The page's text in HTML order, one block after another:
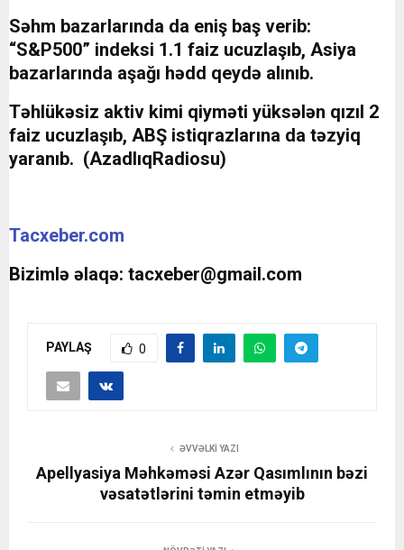
Səhm bazarlarında da eniş baş verib:
“S&P500” indeksi 1.1 faiz ucuzlaşıb, Asiya
bazarlarında aşağı hədd qeydə alınıb.
Təhlükəsiz aktiv kimi qiyməti yüksələn qızıl 2
faiz ucuzlaşıb, ABŞ istiqrazlarına da təzyiq
yaranıb. (AzadlıqRadiosu)
Tacxeber.com
Bizimlə əlaqə: tacxeber@gmail.com
PAYLAŞ 0
ƏVVƏLKI YAZI
Apellyasiya Məhkəməsi Azər Qasımlının bəzi
vəsatətlərini təmin etməyib